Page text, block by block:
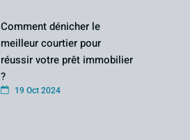
Comment dénicher le
meilleur courtier pour
réussir votre prêt immobilier
?
19 Oct 2024